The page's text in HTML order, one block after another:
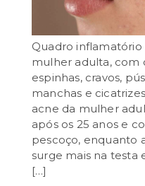
julho 25th, 2024
Quadro
mulher adulta, com
espinhas, cravos,
manchas e
acne da mulher
após os 25 anos e
pescoço, enquanto
surge mais na testa
[…]